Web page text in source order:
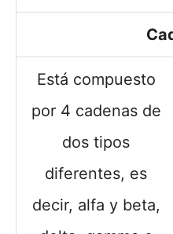
Está compuesto
por 4 cadenas de
dos tipos
diferentes, es
decir, alfa y beta,